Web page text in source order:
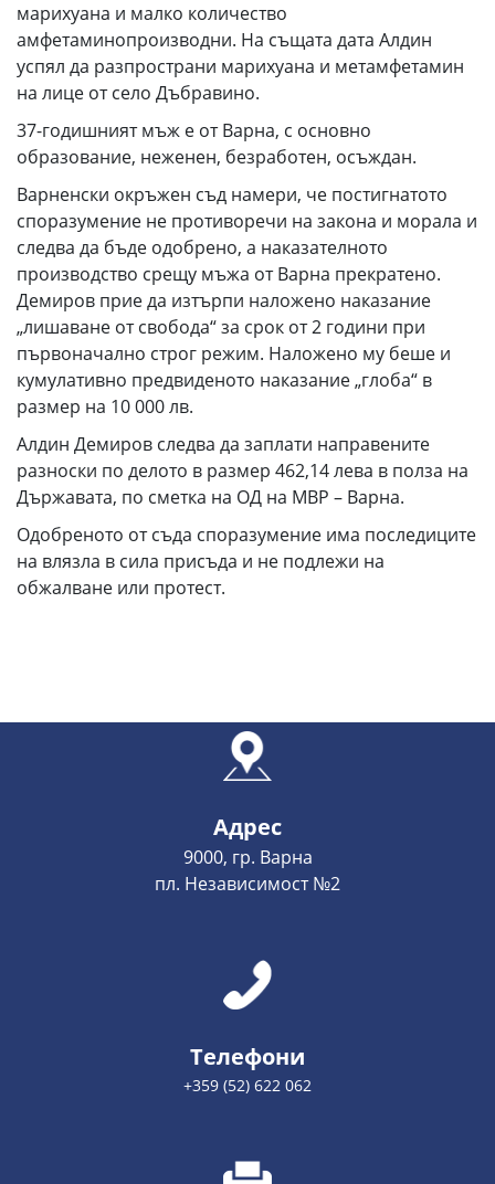
марихуана и малко количество
амфетаминопроизводни. На същата дата Алдин
успял да разпространи марихуана и метамфетамин
на лице от село Дъбравино.
37-годишният мъж е от Варна, с основно
образование, неженен, безработен, осъждан.
Варненски окръжен съд намери, че постигнатото
споразумение не противоречи на закона и морала и
следва да бъде одобрено, а наказателното
производство срещу мъжа от Варна прекратено.
Демиров прие да изтърпи наложено наказание
„лишаване от свобода“ за срок от 2 години при
първоначално строг режим. Наложено му беше и
кумулативно предвиденото наказание „глоба“ в
размер на 10 000 лв.
Алдин Демиров следва да заплати направените
разноски по делото в размер 462,14 лева в полза на
Държавата, по сметка на ОД на МВР – Варна.
Одобреното от съда споразумение има последиците
на влязла в сила присъда и не подлежи на
обжалване или протест.
Адрес
9000, гр. Варна
пл. Независимост №2
Телефони
+359 (52) 622 062